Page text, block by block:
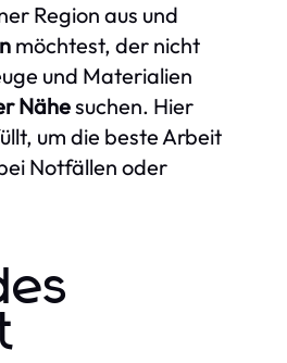
Region aus und
möchtest, der nicht
und Materialien
Nähesuchen. Hier
um die beste Arbeit
Notfällen oder